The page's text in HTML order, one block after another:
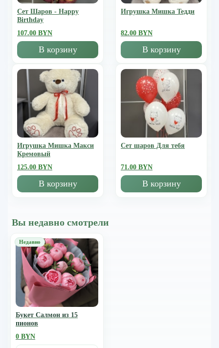
Сет Шаров - Happy
Birthday
107.00 BYN
В корзину
Игрушка Мишка Тедди
82.00 BYN
В корзину
Игрушка Мишка Mакси
Кремовый
125.00 BYN
В корзину
Сет шаров Для тебя
71.00 BYN
В корзину
Вы недавно смотрели
Букет Салмон из 15
пионов
0 BYN